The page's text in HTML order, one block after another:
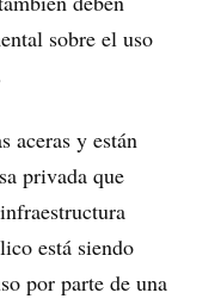
sobre el uso
aceras y están
privada que
está siendo
por parte de una